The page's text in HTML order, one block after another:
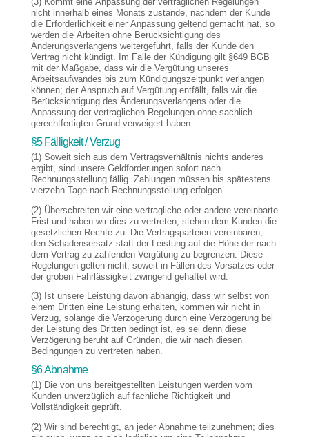
nicht innerhalb eines Monats zustande, nachdem der Kunde
die Erforderlichkeit einer Anpassung geltend gemacht hat, so
werden die Arbeiten ohne Berücksichtigung des
Änderungsverlangens weitergeführt, falls der Kunde den
Vertrag nicht kündigt. Im Falle der Kündigung gilt §649 BGB
mit der Maßgabe, dass wir die Vergütung unseres
Arbeitsaufwandes bis zum Kündigungszeitpunkt verlangen
können; der Anspruch auf Vergütung entfällt, falls wir die
Berücksichtigung des Änderungsverlangens oder die
Anpassung der vertraglichen Regelungen ohne sachlich
gerechtfertigten Grund verweigert haben.
§5 Fälligkeit / Verzug
(1) Soweit sich aus dem Vertragsverhältnis nichts anderes
ergibt, sind unsere Geldforderungen sofort nach
Rechnungsstellung fällig. Zahlungen müssen bis spätestens
vierzehn Tage nach Rechnungsstellung erfolgen.
(2) Überschreiten wir eine vertragliche oder andere vereinbarte
Frist und haben wir dies zu vertreten, stehen dem Kunden die
gesetzlichen Rechte zu. Die Vertragsparteien vereinbaren,
den Schadensersatz statt der Leistung auf die Höhe der nach
dem Vertrag zu zahlenden Vergütung zu begrenzen. Diese
Regelungen gelten nicht, soweit in Fällen des Vorsatzes oder
der groben Fahrlässigkeit zwingend gehaftet wird.
(3) Ist unsere Leistung davon abhängig, dass wir selbst von
einem Dritten eine Leistung erhalten, kommen wir nicht in
Verzug, solange die Verzögerung durch eine Verzögerung bei
der Leistung des Dritten bedingt ist, es sei denn diese
Verzögerung beruht auf Gründen, die wir nach diesen
Bedingungen zu vertreten haben.
§6 Abnahme
(1) Die von uns bereitgestellten Leistungen werden vom
Kunden unverzüglich auf fachliche Richtigkeit und
Vollständigkeit geprüft.
(2) Wir sind berechtigt, an jeder Abnahme teilzunehmen; dies